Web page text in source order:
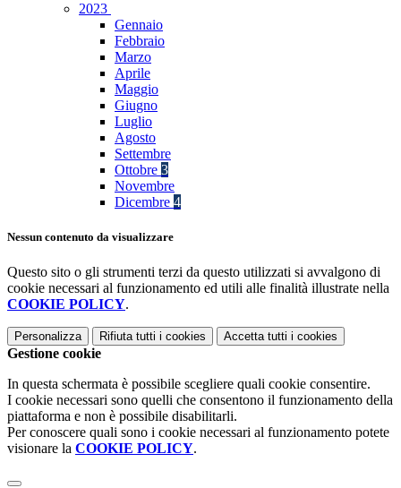
2023
Gennaio
Febbraio
Marzo
Aprile
Maggio
Giugno
Luglio
Agosto
Settembre
Ottobre 3
Novembre
Dicembre 4
Nessun contenuto da visualizzare
Questo sito o gli strumenti terzi da questo utilizzati si avvalgono di
cookie necessari al funzionamento ed utili alle finalità illustrate nella
COOKIE POLICY.
Personalizza Rifiuta tutti i cookies Accetta tutti i cookies
Gestione cookie
In questa schermata è possibile scegliere quali cookie consentire.
I cookie necessari sono quelli che consentono il funzionamento della
piattaforma e non è possibile disabilitarli.
Per conoscere quali sono i cookie necessari al funzionamento potete
visionare la COOKIE POLICY.